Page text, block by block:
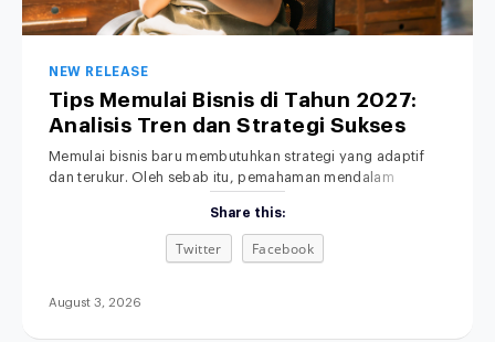
NEW RELEASE
Tips Memulai Bisnis di Tahun 2027:
Analisis Tren dan Strategi Sukses
Memulai bisnis baru membutuhkan strategi yang adaptif
dan terukur. Oleh sebab itu, pemahaman mendalam
yang sangat penting. Di era transformasi digital ini,
dinamika persaingan pasar berkembang dengan sangat
pesat. Akibatnya, metode bisnis lama yang serba manual
konsumen terhadap kecepatan dan kemudahan
Share this:
Twitter Facebook
August 3, 2026